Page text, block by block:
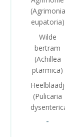
(Agrimonia
eupatoria)
Wilde
bertram
(Achillea
ptarmica)
(Pulicaria
dysenterica)
-